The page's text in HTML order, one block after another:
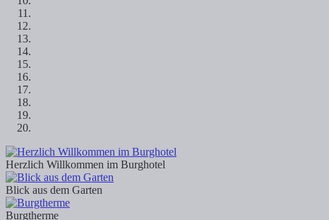
Herzlich Willkommen im Burghotel
Blick aus dem Garten
Burgtherme